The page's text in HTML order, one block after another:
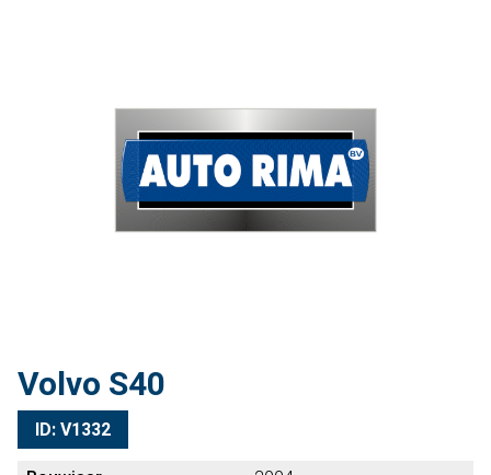
Volvo S40
ID: V1332